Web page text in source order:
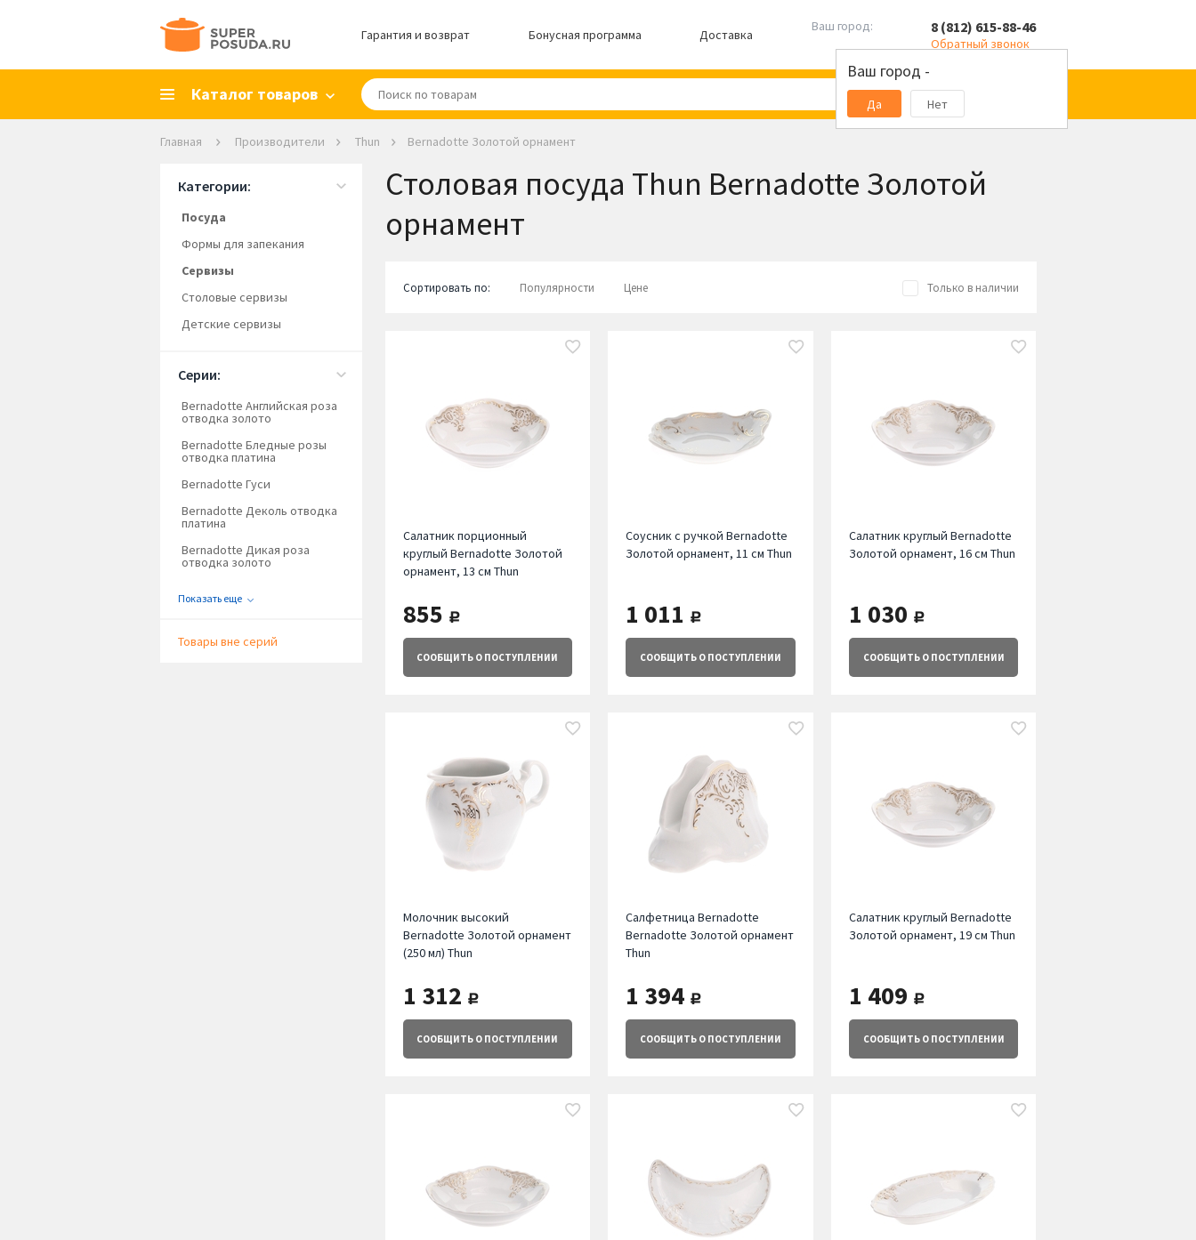
Гарантия и возврат Бонусная программа Доставка
Ваш город:
Ваш город -
Да Нет
8 (812) 615-88-46
Обратный звонок
Каталог товаров
Главная Производители Thun Bernadotte Золотой орнамент
Столовая посуда Thun Bernadotte Золотой
орнамент
Сортировать по: Популярности Цене Только в наличии
Салатник порционный
круглый Bernadotte Золотой
орнамент, 13 см Thun
855 руб.
СООБЩИТЬ О ПОСТУПЛЕНИИ
Соусник с ручкой Bernadotte
Золотой орнамент, 11 см Thun
1 011 руб.
СООБЩИТЬО ПОСТУПЛЕНИИ
Салатник круглый Bernadotte
Золотой орнамент, 16 см Thun
1 030 руб.
СООБЩИТЬО ПОСТУПЛЕНИИ
Молочник высокий
Bernadotte Золотой орнамент
(250 мл) Thun
1 312 руб.
СООБЩИТЬ О ПОСТУПЛЕНИИ
Салфетница Bernadotte
Bernadotte Золотой орнамент
Thun
1 394 руб.
СООБЩИТЬО ПОСТУПЛЕНИИ
Салатник круглый Bernadotte
Золотой орнамент, 19 см Thun
1 409 руб.
СООБЩИТЬО ПОСТУПЛЕНИИ
Категории:
Посуда
Формы для запекания
Сервизы
Столовые сервизы
Детские сервизы
Серии:
Bernadotte Английская роза
отводка золото
Bernadotte Бледные розы
отводка платина
Bernadotte Гуси
Bernadotte Деколь отводка
платина
Bernadotte Дикая роза
отводка золото
Показать еще
Товары вне серий